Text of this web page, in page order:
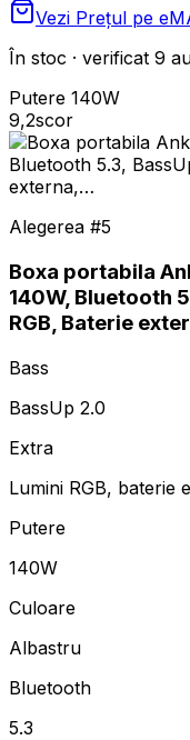
Vezi Prețul pe
În stoc · verificat 9
Putere 140W
9,2scor
Alegerea #5
Boxa portabila
140W, Bluetooth
RGB, Baterie
Bass
BassUp 2.0
Extra
Lumini RGB, baterie
Putere
140W
Culoare
Albastru
Bluetooth
5.3